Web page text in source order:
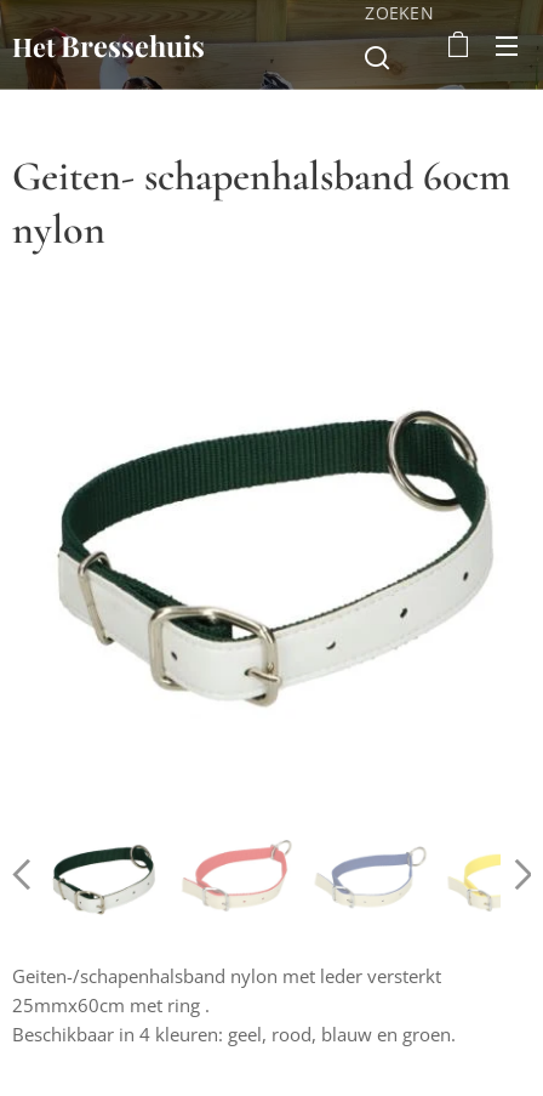
HetBressehuis
ZOEKEN
Geiten- schapenhalsband 60cm
nylon
Geiten-/schapenhalsband nylon met leder versterkt
25mmx60cm met ring .
Beschikbaar in 4 kleuren: geel, rood, blauw en groen.